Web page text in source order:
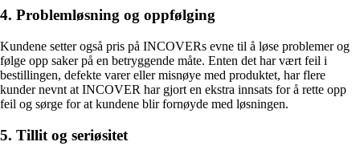
4. Problemløsning og oppfølging
Kundene setter også pris på INCOVERs evne til å løse problemer og
følge opp saker på en betryggende måte. Enten det har vært feil i
bestillingen, defekte varer eller misnøye med produktet, har flere
kunder nevnt at INCOVER har gjort en ekstra innsats for å rette opp
feil og sørge for at kundene blir fornøyde med løsningen.
5. Tillit og seriøsitet